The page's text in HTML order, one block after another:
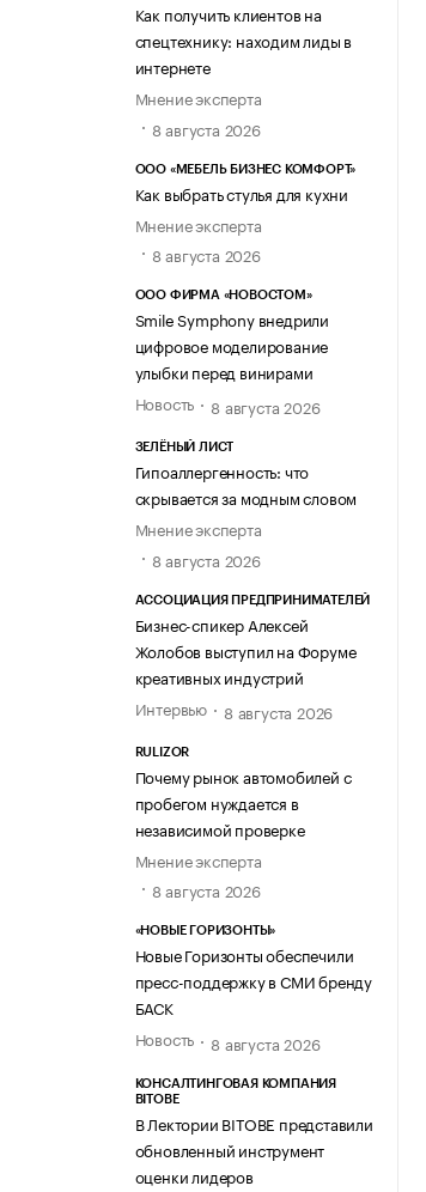
Как получить клиентов на
спецтехнику: находим лиды в
интернете
Мнение эксперта
8 августа 2026
ООО «МЕБЕЛЬ БИЗНЕС КОМФОРТ»
Как выбрать стулья для кухни
Мнение эксперта
8 августа 2026
ООО ФИРМА «НОВОСТОМ»
Smile Symphony внедрили
цифровое моделирование
улыбки перед винирами
Новость
8 августа 2026
ЗЕЛЁНЫЙ ЛИСТ
Гипоаллергенность: что
скрывается за модным словом
Мнение эксперта
8 августа 2026
АССОЦИАЦИЯ ПРЕДПРИНИМАТЕЛЕЙ
Бизнес-спикер Алексей
Жолобов выступил на Форуме
креативных индустрий
Интервью
8 августа 2026
RULIZOR
Почему рынок автомобилей с
пробегом нуждается в
независимой проверке
Мнение эксперта
8 августа 2026
«НОВЫЕ ГОРИЗОНТЫ»
Новые Горизонты обеспечили
пресс-поддержку в СМИ бренду
БАСК
Новость
8 августа 2026
КОНСАЛТИНГОВАЯ КОМПАНИЯ
BITOBE
В Лектории BITOBE представили
обновленный инструмент
оценки лидеров